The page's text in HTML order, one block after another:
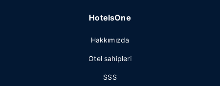
HotelsOne
Hakkımızda
Otel sahipleri
SSS